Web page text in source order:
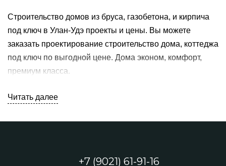
Строительство домов из бруса, газобетона, и кирпича
под ключ в Улан-Удэ проекты и цены. Вы можете
заказать проектирование строительство дома, коттеджа
под ключ по выгодной цене. Дома эконом, комфорт,
премиум класса.
Компания Высотаремстрой строит
качественные и современные материалы и новейшие
бюджетные сезонные и зимние дома, есть и коттеджи
Читать далее
+7 (9021) 61-91-16